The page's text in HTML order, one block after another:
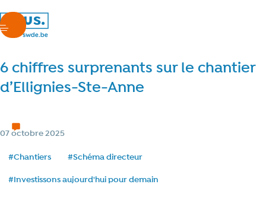
nous.swde
menu
6 chiffres surprenants sur le chantier
d’Ellignies-Ste-Anne
Catégorie
Date de publication
07 octobre 2025
Tags
#Chantiers #Schéma directeur
#Investissons aujourd'hui pour demain